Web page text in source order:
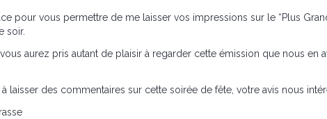
pour vous permettre de me laisser vos impressions sur le “Plus
soir.
vous aurez pris autant de plaisir à regarder cette émission que nous en
à laisser des commentaires sur cette soirée de fête, votre avis nous